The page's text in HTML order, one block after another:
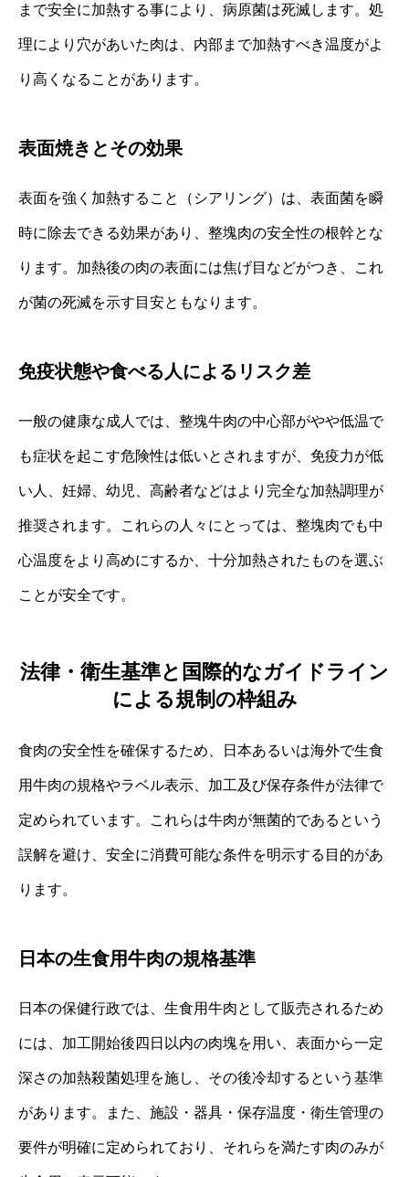
まで安全に加熱する事により、病原菌は死滅します。処
理により穴があいた肉は、内部まで加熱すべき温度がよ
り高くなることがあります。
表面焼きとその効果
表面を強く加熱すること（シアリング）は、表面菌を瞬
時に除去できる効果があり、整塊肉の安全性の根幹とな
ります。加熱後の肉の表面には焦げ目などがつき、これ
が菌の死滅を示す目安ともなります。
免疫状態や食べる人によるリスク差
一般の健康な成人では、整塊牛肉の中心部がやや低温で
も症状を起こす危険性は低いとされますが、免疫力が低
い人、妊婦、幼児、高齢者などはより完全な加熱調理が
推奨されます。これらの人々にとっては、整塊肉でも中
心温度をより高めにするか、十分加熱されたものを選ぶ
ことが安全です。
法律・衛生基準と国際的なガイドライン
による規制の枠組み
食肉の安全性を確保するため、日本あるいは海外で生食
用牛肉の規格やラベル表示、加工及び保存条件が法律で
定められています。これらは牛肉が無菌的であるという
誤解を避け、安全に消費可能な条件を明示する目的があ
ります。
日本の生食用牛肉の規格基準
日本の保健行政では、生食用牛肉として販売されるため
には、加工開始後四日以内の肉塊を用い、表面から一定
深さの加熱殺菌処理を施し、その後冷却するという基準
があります。また、施設・器具・保存温度・衛生管理の
要件が明確に定められており、それらを満たす肉のみが